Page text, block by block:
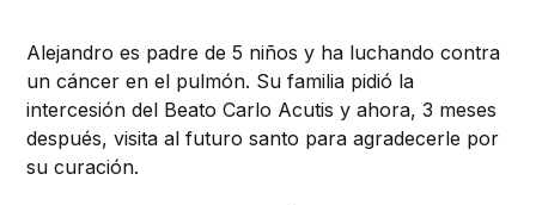
Alejandro es padre de 5 niños y ha luchando contra
un cáncer en el pulmón. Su familia pidió la
intercesión del Beato Carlo Acutis y ahora, 3 meses
después, visita al futuro santo para agradecerle por
su curación.